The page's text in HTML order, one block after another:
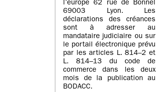
l’europe 62 rue de Bonnel
69003 Lyon. Les
déclarations des créances
sont à adresser au
mandataire judiciaire ou sur
le portail électronique prévu
par les articles L. 814–2 et
L. 814–13 du code de
commerce dans les deux
mois de la publication au
BODACC.